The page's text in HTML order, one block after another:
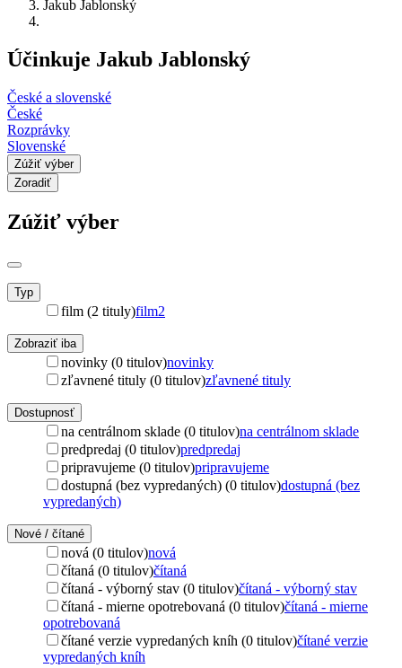
Jakub Jablonský
Účinkuje Jakub Jablonský
České a slovenské
České
Rozprávky
Slovenské
Zúžiť výber
Zoradiť
Zúžiť výber
Typ
film (2 tituly)film2
Zobraziť iba
novinky (0 titulov)novinky
zľavnené tituly (0 titulov)zľavnené tituly
Dostupnosť
na centrálnom sklade (0 titulov)na centrálnom sklade
predpredaj (0 titulov)predpredaj
pripravujeme (0 titulov)pripravujeme
dostupná (bez vypredaných) (0 titulov)dostupná (bez
vypredaných)
Nové / čítané
nová (0 titulov)nová
čítaná (0 titulov)čítaná
čítaná - výborný stav (0 titulov)čítaná - výborný stav
čítaná - mierne opotrebovaná (0 titulov)čítaná - mierne
opotrebovaná
čítané verzie vypredaných kníh (0 titulov)čítané verzie
vypredaných kníh